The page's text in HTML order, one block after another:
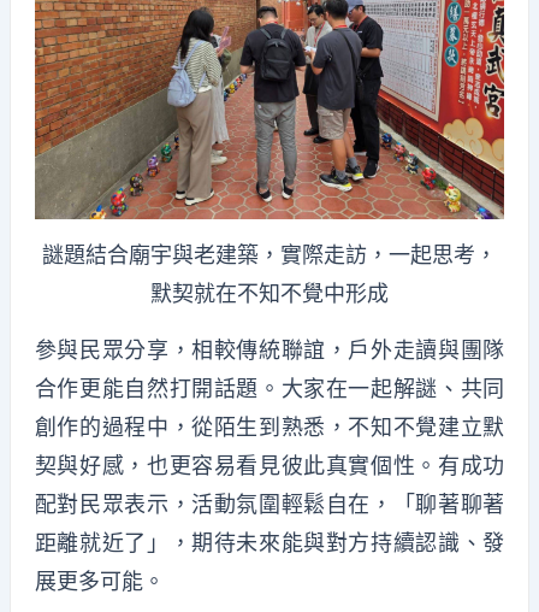
謎題結合廟宇與老建築，實際走訪，一起思考，
默契就在不知不覺中形成
參與民眾分享，相較傳統聯誼，戶外走讀與團隊
合作更能自然打開話題。大家在一起解謎、共同
創作的過程中，從陌生到熟悉，不知不覺建立默
契與好感，也更容易看見彼此真實個性。有成功
配對民眾表示，活動氛圍輕鬆自在，「聊著聊著
距離就近了」，期待未來能與對方持續認識、發
展更多可能。